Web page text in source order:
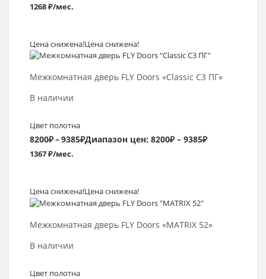
1268 ₽/мес.
Цена снижена!Цена снижена!
Межкомнатная дверь FLY Doors «Classic C3 ПГ»
В наличии
Цвет полотна
8200₽–9385₽Диапазон цен: 8200₽ – 9385₽
1367 ₽/мес.
Выбрать >
Цена снижена!Цена снижена!
Межкомнатная дверь FLY Doors «MATRIX 52»
В наличии
Цвет полотна
Выбрать >